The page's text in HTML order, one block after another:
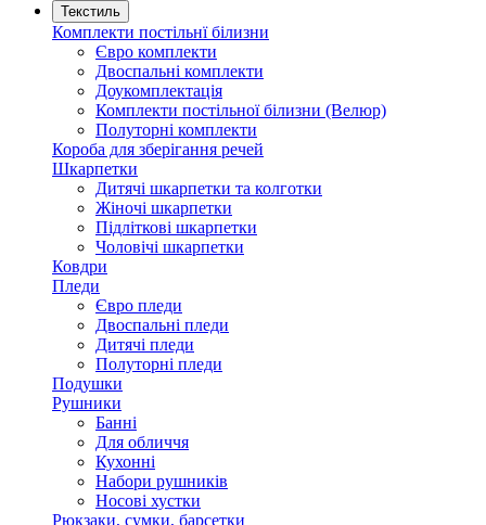
Текстиль
Комплекти постільнї білизни
Євро комплекти
Двоспальні комплекти
Доукомплектація
Комплекти постільної білизни (Велюр)
Полуторні комплекти
Короба для зберігання речей
Шкарпетки
Дитячі шкарпетки та колготки
Жіночі шкарпетки
Підліткові шкарпетки
Чоловічі шкарпетки
Ковдри
Пледи
Євро пледи
Двоспальні пледи
Дитячі пледи
Полуторні пледи
Подушки
Рушники
Банні
Для обличчя
Кухонні
Набори рушників
Носові хустки
Рюкзаки, сумки, барсетки